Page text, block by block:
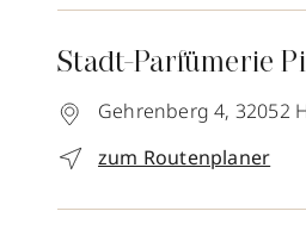
Stadt-Parfümerie
Gehrenberg 4, 32052
zum Routenplaner